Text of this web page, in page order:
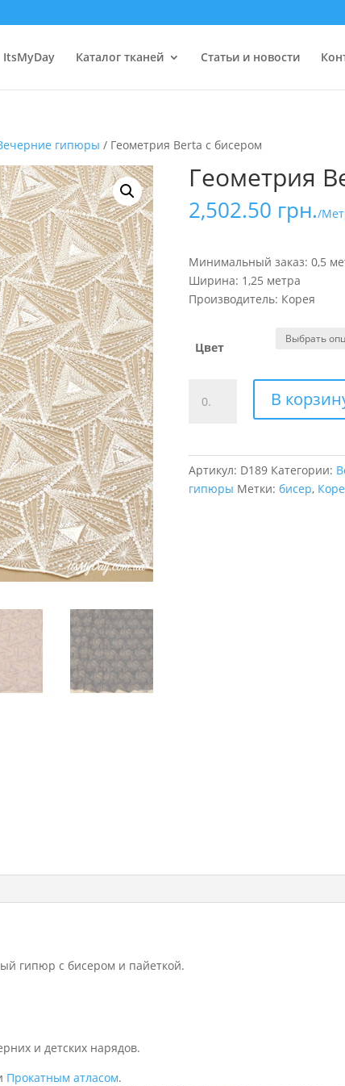
ItsMyDay Каталог тканей Статьи и новости
гипюры / Геометрия Berta с бисером
Геометрия
2,502.50 грн./
Минимальный заказ: 0,5
Ширина: 1,25 метра
Производитель: Корея
Цвет
товара
бисером
В
Артикул: D189 Категории:
гипюры Метки: бисер,
гипюр с бисером и пайеткой.
и детских нарядов.
Прокатным атласом.